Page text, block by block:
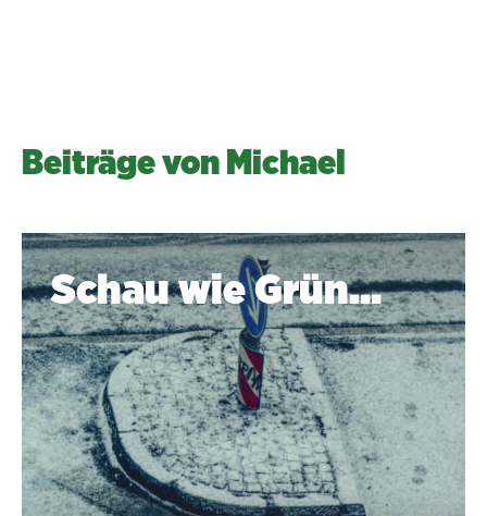
Beiträge von Michael
Schau wie Grün…